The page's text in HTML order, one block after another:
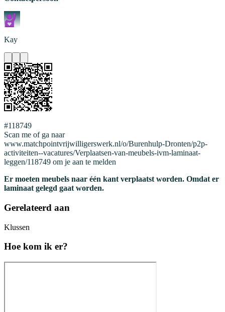
Kay
#118749
Scan me of ga naar
www.matchpointvrijwilligerswerk.nl/o/Burenhulp-Dronten/p2p-
activiteiten--vacatures/Verplaatsen-van-meubels-ivm-laminaat-
leggen/118749 om je aan te melden
Er moeten meubels naar één kant verplaatst worden. Omdat er
laminaat gelegd gaat worden.
Gerelateerd aan
Klussen
Hoe kom ik er?